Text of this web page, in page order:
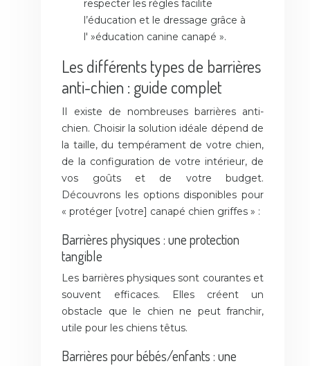
respecter les règles facilite
l’éducation et le dressage grâce à
l' »éducation canine canapé ».
Les différents types de barrières
anti-chien : guide complet
Il existe de nombreuses barrières anti-
chien. Choisir la solution idéale dépend de
la taille, du tempérament de votre chien,
de la configuration de votre intérieur, de
vos goûts et de votre budget.
Découvrons les options disponibles pour
« protéger [votre] canapé chien griffes » :
Barrières physiques : une protection
tangible
Les barrières physiques sont courantes et
souvent efficaces. Elles créent un
obstacle que le chien ne peut franchir,
utile pour les chiens têtus.
Barrières pour bébés/enfants : une